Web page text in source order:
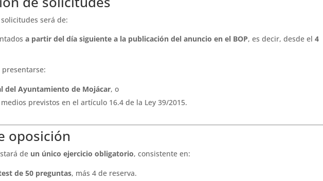
será de:
a partir del día siguiente a la publicación del anuncio en el BOP, es decir, desde el 4
del Ayuntamiento de Mojácar, o
previstos en el artículo 16.4 de la Ley 39/2015.
oposición
de un único ejercicio obligatorio, consistente en:
de 50 preguntas, más 4 de reserva.